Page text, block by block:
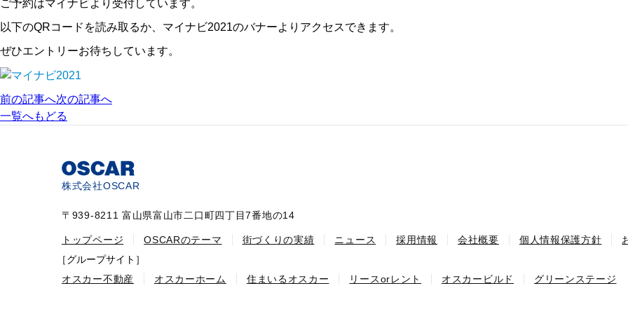
ご予約はマイナビより受付しています。
以下のQRコードを読み取るか、マイナビ2021のバナーよりアクセスできます。
ぜひエントリーお待ちしています。
前の記事へ次の記事へ
一覧へもどる
株式会社OSCAR
〒939-8211 富山県富山市二口町四丁目7番地の14
トップページ OSCARのテーマ 街づくりの実績 ニュース 採用情報 会社概要 個人情報保護方針
［グループサイト］
オスカー不動産
オスカーホーム 住まいるオスカー リースorレント オスカービルド グリーンステージ